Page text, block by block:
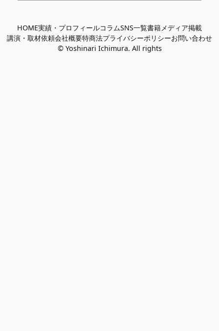
HOME実績・プロフィールコラムSNS一覧書籍メディア掲載
講演・取材依頼会社概要特商法プライバシーポリシーお問い合わせ
© Yoshinari Ichimura. All rights